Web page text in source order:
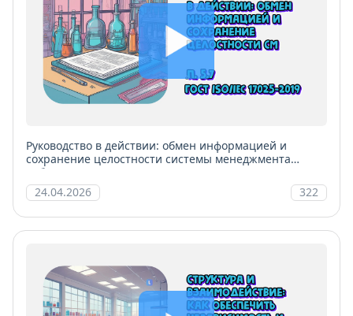
Руководство в действии: обмен информацией и
сохранение целостности системы менеджмента
лаборатории
24.04.2026
322